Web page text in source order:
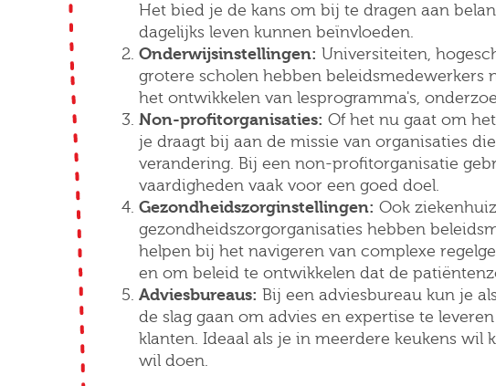
Het bied je de kans om bij te dragen aan
dagelijks leven kunnen beïnvloeden.
Onderwijsinstellingen: Universiteiten,
grotere scholen hebben beleidsmedewerkers
het ontwikkelen van lesprogramma's,
Non-profitorganisaties: Of het nu gaat om
je draagt bij aan de missie van organisaties
verandering. Bij een non-profitorganisatie
vaardigheden vaak voor een goed doel.
Gezondheidszorginstellingen: Ook
gezondheidszorgorganisaties hebben
helpen bij het navigeren van complexe
en om beleid te ontwikkelen dat de
Adviesbureaus: Bij een adviesbureau kun je
de slag gaan om advies en expertise te
klanten. Ideaal als je in meerdere keukens wil
wil doen.